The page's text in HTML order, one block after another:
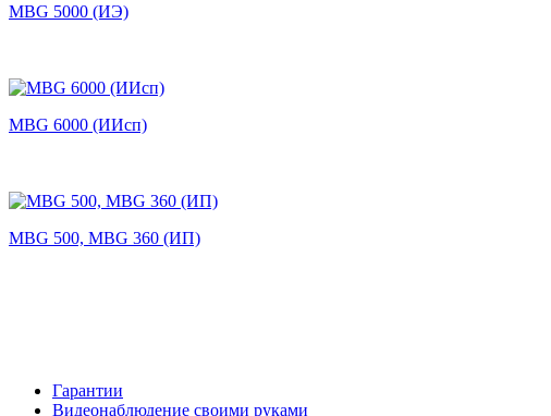
MBG 5000 (ИЭ)
MBG 6000 (ИИсп)
MBG 500, MBG 360 (ИП)
Гарантии
Видеонаблюдение своими руками